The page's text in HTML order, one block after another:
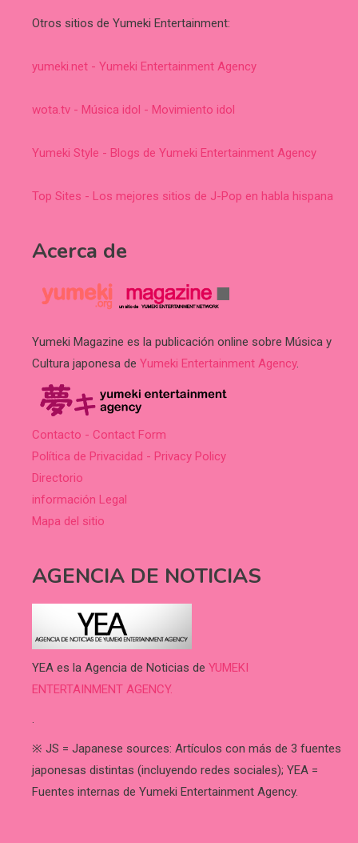
Otros sitios de Yumeki Entertainment:
yumeki.net - Yumeki Entertainment Agency
wota.tv - Música idol - Movimiento idol
Yumeki Style - Blogs de Yumeki Entertainment Agency
Top Sites - Los mejores sitios de J-Pop en habla hispana
Acerca de
Yumeki Magazine es la publicación online sobre Música y
Cultura japonesa de Yumeki Entertainment Agency.
Contacto - Contact Form
Política de Privacidad - Privacy Policy
Directorio
información Legal
Mapa del sitio
AGENCIA DE NOTICIAS
YEA es la Agencia de Noticias de YUMEKI
ENTERTAINMENT AGENCY.
.
※ JS = Japanese sources: Artículos con más de 3 fuentes
japonesas distintas (incluyendo redes sociales); YEA =
Fuentes internas de Yumeki Entertainment Agency.